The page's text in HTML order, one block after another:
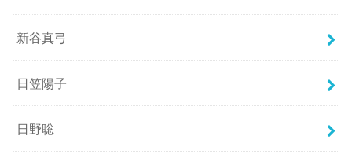
新谷真弓
日笠陽子
日野聡